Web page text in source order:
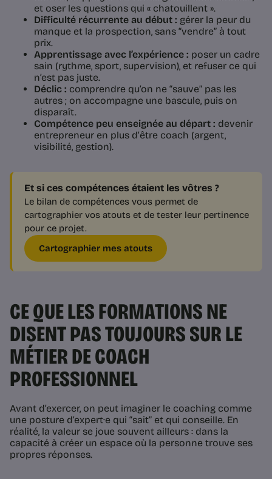
et oser les questions qui « chatouillent ».
Difficulté récurrente au début : gérer la peur du
manque et la prospection, sans “vendre” à tout
prix.
Apprentissage avec l’expérience : poser un cadre
sain (rythme, sport, supervision), et refuser ce qui
n’est pas juste.
Déclic : comprendre qu’on ne “sauve” pas les
autres ; on accompagne une bascule, puis on
disparaît.
Compétence peu enseignée au départ : devenir
entrepreneur en plus d’être coach (argent,
visibilité, gestion).
Et si ces compétences étaient les vôtres ?
Le bilan de compétences vous permet de
cartographier vos atouts et de tester leur pertinence
pour ce projet.
Cartographier mes atouts
CE QUE LES FORMATIONS NE
DISENT PAS TOUJOURS SUR LE
MÉTIER DE COACH
PROFESSIONNEL
Avant d’exercer, on peut imaginer le coaching comme
une posture d’expert·e qui “sait” et qui conseille. En
réalité, la valeur se joue souvent ailleurs : dans la
capacité à créer un espace où la personne trouve ses
propres réponses.